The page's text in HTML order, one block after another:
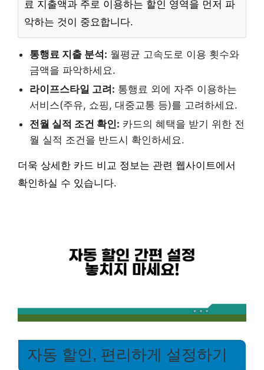
료 지출액과 주로 이용하는 할인 영역을 먼저 파
악하는 것이 중요합니다.
통행료 지출 분석: 월평균 고속도로 이용 횟수와
금액을 파악하세요.
라이프스타일 고려: 통행료 외에 자주 이용하는
서비스(주유, 쇼핑, 대중교통 등)를 고려하세요.
전월 실적 조건 확인: 카드의 혜택을 받기 위한 전
월 실적 조건을 반드시 확인하세요.
더욱 상세한 카드 비교 정보는 관련 웹사이트에서
확인하실 수 있습니다.
자동 할인, 편리하게 설정하기